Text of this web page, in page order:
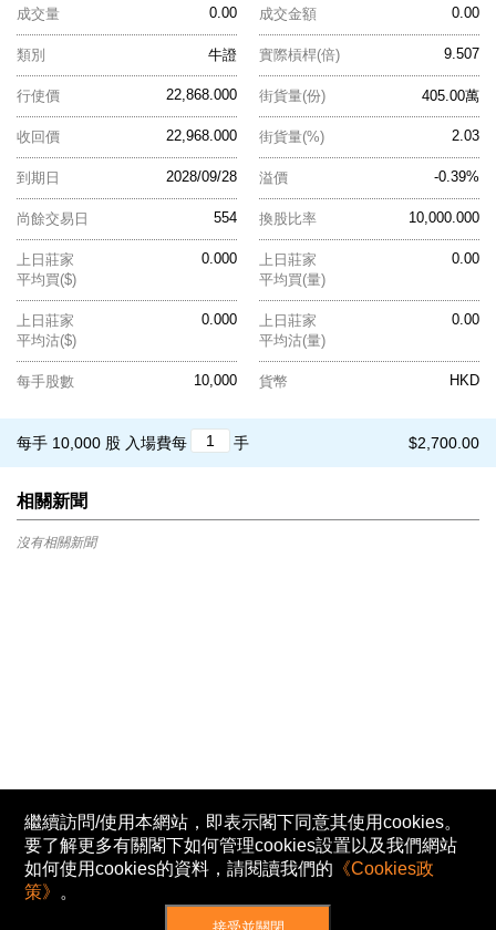
0.00
成交量 0.00
成交金額
牛證
類別 9.507
實際槓桿(倍)
22,868.000
行使價 405.00萬
街貨量(份)
22,968.000
收回價 2.03
街貨量(%)
2028/09/28
到期日 -0.39%
溢價
554
尚餘交易日 10,000.000
換股比率
0.000
上日莊家
平均買($)
0.00
上日莊家
平均買(量)
0.000
上日莊家
平均沽($)
0.00
上日莊家
平均沽(量)
10,000
每手股數 HKD
貨幣
$2,700.00
每手 10,000 股 入場費每 手
相關新聞
沒有相關新聞
繼續訪問/使用本網站，即表示閣下同意其使用cookies。
要了解更多有關閣下如何管理cookies設置以及我們網站
如何使用cookies的資料，請閱讀我們的 《Cookies政
策》 。